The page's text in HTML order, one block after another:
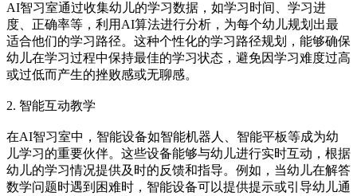
AI智习室通过收集幼儿的学习数据，如学习时间、学习进
度、正确率等，利用AI算法进行分析，为每个幼儿规划出最
适合他们的学习路径。这种个性化的学习路径规划，能够确保
幼儿在学习过程中保持最佳的学习状态，避免因学习难度过高
或过低而产生的挫败感或无聊感。
2. 智能互动教学
在AI智习室中，智能设备如智能机器人、智能平板等成为幼
儿学习的重要伙伴。这些设备能够与幼儿进行实时互动，根据
幼儿的学习情况提供及时的反馈和指导。例如，当幼儿在解答
数学问题时遇到困难时，智能设备可以提供提示或引导幼儿通